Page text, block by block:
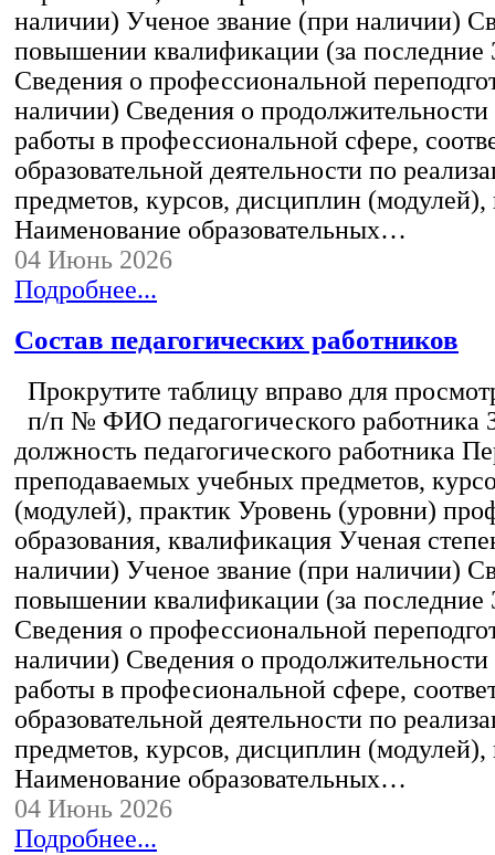
наличии) Ученое звание (при наличии)
повышении квалификации (за последние
Сведения о профессиональной
наличии) Сведения о
работы в профессиональной сфере,
образовательной деятельности по
предметов, курсов, дисциплин (модулей),
Наименование образовательных…
04 Июнь 2026
Подробнее...
Состав педагогических работников
Прокрутите таблицу вправо для
п/п № ФИО педагогического работника
должность педагогического работника
преподаваемых учебных предметов,
(модулей), практик Уровень (уровни)
образования, квалификация Ученая
наличии) Ученое звание (при наличии)
повышении квалификации (за последние
Сведения о профессиональной
наличии) Сведения о
работы в професиональной сфере,
образовательной деятельности по
предметов, курсов, дисциплин (модулей),
Наименование образовательных…
04 Июнь 2026
Подробнее...